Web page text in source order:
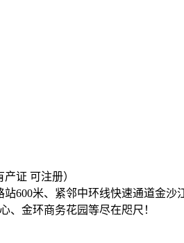
证 可注册）
600米、紧邻中环线快速通道金沙
、金环商务花园等尽在咫尺！